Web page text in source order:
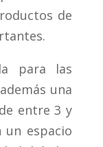
de
para las
una
entre 3 y
un espacio